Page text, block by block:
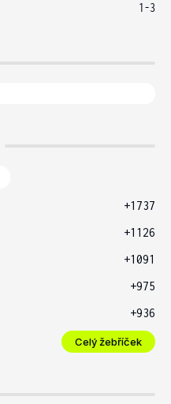
1-3
+1737
+1126
+1091
+975
+936
Celý žebříček